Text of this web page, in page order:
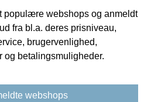
populære webshops og anmeldt
fra bl.a. deres prisniveau,
brugervenlighed,
og betalingsmuligheder.
webshops